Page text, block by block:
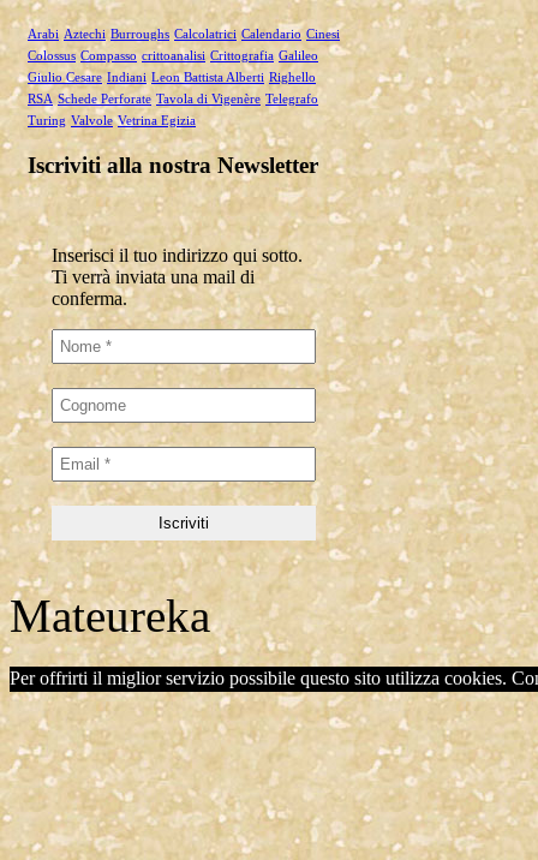
Arabi Aztechi Burroughs Calcolatrici Calendario Cinesi
Colossus Compasso crittoanalisi Crittografia Galileo
Giulio Cesare Indiani Leon Battista Alberti Righello
RSA Schede Perforate Tavola di Vigenère Telegrafo
Turing Valvole Vetrina Egizia
Iscriviti alla nostra Newsletter
Inserisci il tuo indirizzo qui sotto.
Ti verrà inviata una mail di
conferma.
Mateureka
Per offrirti il miglior servizio possibile questo sito utilizza cookies.